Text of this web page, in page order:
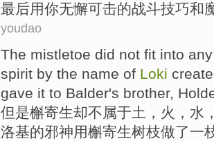
最后用你无懈可击的战斗技巧和
youdao
The mistletoe did not fit into any
spirit by the name of Loki
gave it to Balder's brother,
但是槲寄生却不属于土，火，水
洛基的邪神用槲寄生树枝做了一